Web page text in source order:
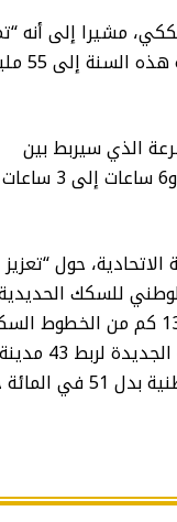
مشيرا إلى أنه
نقل حوالي 53 مليون مسافر سنة
الذي سيربط بين
القنيطرة ومراكش سيمكن من تقليص مدة الرحلة التي تستغرق حاليا مابين 5 و6 ساعات إلى 3 ساعات
حول “تعزيز
للسكك
وخاصة ضمن مخطط 2040، مكنت من إعداد مخطط طموح يتمثل في إنشاء 1300 كم
الجديدة للسرعة الفائقة ، وإنشاء 3800 كلم من الخطوط السككية الكلاسيكية الجديدة لربط 43 مدينة
مغربية عوض 23 حاليا، وتأمين النقل السككي لـ 87 في المائة من